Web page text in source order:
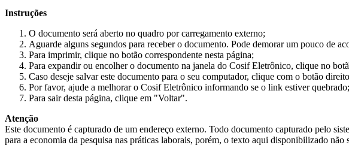
Instruções
O documento será aberto no quadro por carregamento externo;
Aguarde alguns segundos para receber o documento. Pode demorar um pouco de
Para imprimir, clique no botão correspondente nesta página;
Para expandir ou encolher o documento na janela do Cosif Eletrônico, clique no
Caso deseje salvar este documento para o seu computador, clique com o botão
Por favor, ajude a melhorar o Cosif Eletrônico informando se o link estiver quebrado;
Para sair desta página, clique em "Voltar".
Atenção
Este documento é capturado de um endereço externo. Todo documento capturado pelo
para a economia da pesquisa nas práticas laborais, porém, o texto aqui disponibilizado